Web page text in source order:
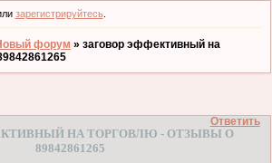
зарегистрируйтесь.
форум »заговор эффективный на
НА ТОРГОВЛЮ - ОТЗЫВЫ О
89842861265
Ответить